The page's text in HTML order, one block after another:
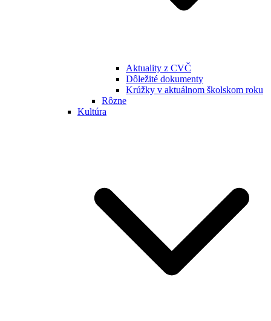
Aktuality z CVČ
Dôležité dokumenty
Krúžky v aktuálnom školskom roku
Rôzne
Kultúra